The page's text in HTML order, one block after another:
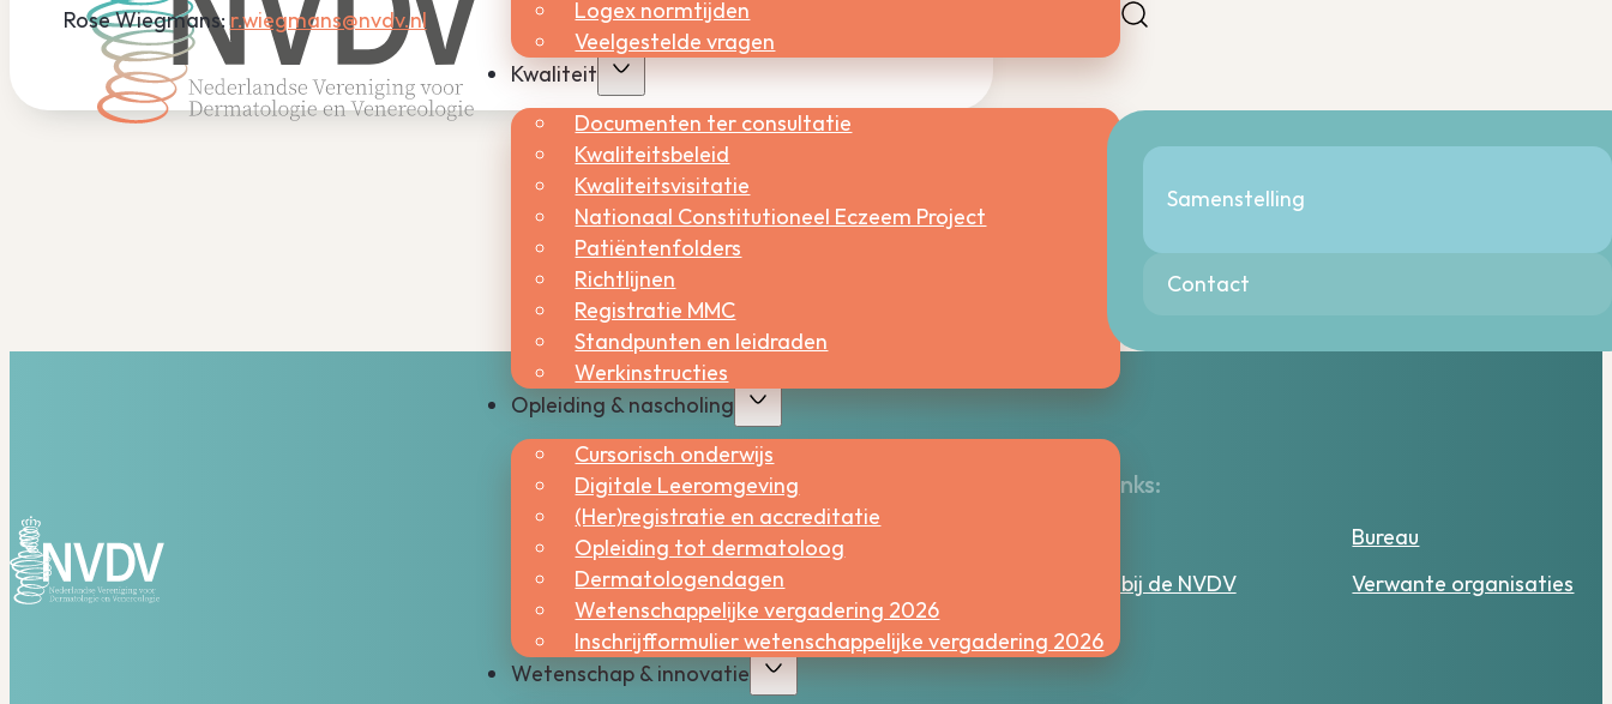
Logex normtijden
Veelgestelde vragen
Kwaliteit
Documenten ter consultatie
Kwaliteitsbeleid
Kwaliteitsvisitatie
Nationaal Constitutioneel Eczeem Project
Patiëntenfolders
Richtlijnen
Registratie MMC
Standpunten en leidraden
Werkinstructies
Opleiding & nascholing
Cursorisch onderwijs
Digitale Leeromgeving
(Her)registratie en accreditatie
Opleiding tot dermatoloog
Dermatologendagen
Wetenschappelijke vergadering 2026
Inschrijfformulier wetenschappelijke vergadering 2026
Wetenschap & innovatie
Rose Wiegmans:r.wiegmans@nvdv.nl
Samenstelling
Contact
Snelle links:
Bureau
Werken bij de NVDV
Verwante organisaties